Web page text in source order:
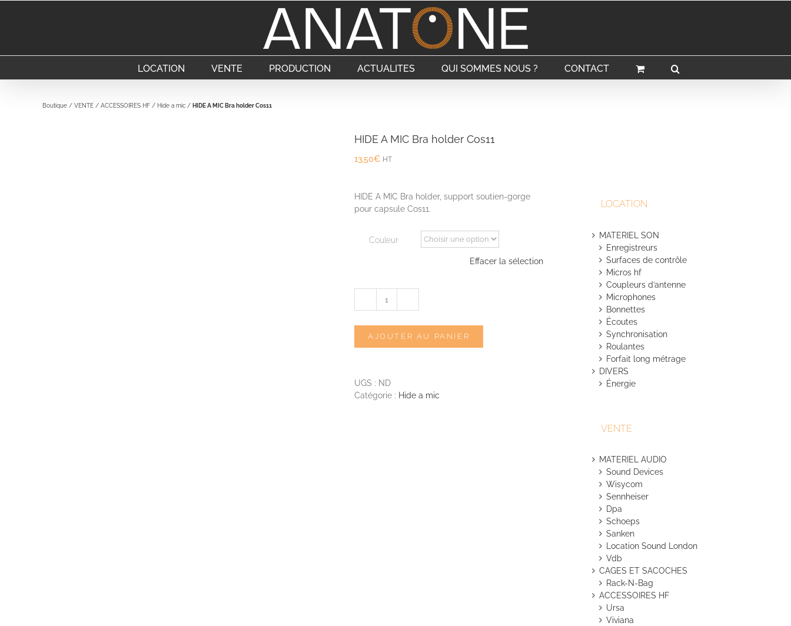
LOCATION VENTE PRODUCTION ACTUALITES QUI SOMMES NOUS ? CONTACT
Boutique / VENTE / ACCESSOIRES HF / Hide a mic / HIDE A MIC Bra holder Cos11
HIDE A MIC Bra holder Cos11
13,50€ HT
HIDE A MIC Bra holder, support soutien-gorge
pour capsule Cos11.
Couleur
Effacer la sélection
quantité
A
holder
Cos11
AJOUTER AU PANIER
UGS : ND
Catégorie : Hide a mic
LOCATION
MATERIEL SON
Enregistreurs
Surfaces de contrôle
Micros hf
Coupleurs d’antenne
Microphones
Bonnettes
Écoutes
Synchronisation
Roulantes
Forfait long métrage
DIVERS
Énergie
VENTE
MATERIEL AUDIO
Sound Devices
Wisycom
Sennheiser
Dpa
Schoeps
Sanken
Location Sound London
Vdb
CAGES ET SACOCHES
Rack-N-Bag
ACCESSOIRES HF
Ursa
Viviana